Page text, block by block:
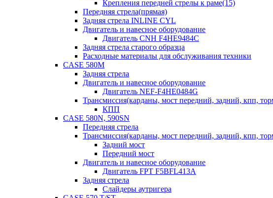
Крепления передней стрелы к раме(15)
Передняя стрела(прямая)
Задняя стрела INLINE CYL
Двигатель и навесное оборудование
Двигатель CNH F4HE9484C
Задняя стрела старого образца
Расходные материалы для обслуживания техники
CASE 580M
Задняя стрела
Двигатель и навесное оборудование
Двигатель NEF-F4HE0484G
Трансмиссия(карданы, мост передний, задний, кпп,
КПП
CASE 580N, 590SN
Передняя стрела
Трансмиссия(карданы, мост передний, задний, кпп,
Задний мост
Передний мост
Двигатель и навесное оборудование
Двигатель FPT F5BFL413A
Задняя стрела
Слайдеры аутригера